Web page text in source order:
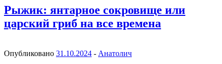
Рыжик: янтарное сокровище или
царский гриб на все времена
Опубликовано 31.10.2024 - Анатолич